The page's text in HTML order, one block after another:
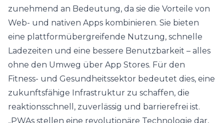
zunehmend an Bedeutung, da sie die Vorteile von
Web- und nativen Apps kombinieren. Sie bieten
eine plattformübergreifende Nutzung, schnelle
Ladezeiten und eine bessere Benutzbarkeit – alles
ohne den Umweg über App Stores. Für den
Fitness- und Gesundheitssektor bedeutet dies, eine
zukunftsfähige Infrastruktur zu schaffen, die
reaktionsschnell, zuverlässig und barrierefrei ist.
„PWAs stellen eine revolutionäre Technologie dar,